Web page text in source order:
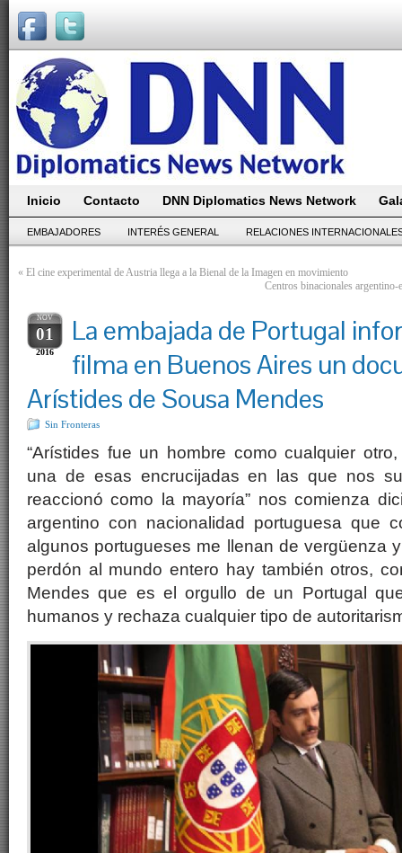
Inicio Contacto DNN Diplomatics News Network
EMBAJADORES INTERÉS GENERAL RELACIONES
« El cine experimental de Austria llega a la Bienal de la Imagen en movimiento
Centros binacionales
NOV
01
2016
La embajada de Portugal
filma en Buenos Aires un
Arístides de Sousa Mendes
Sin Fronteras
“Arístides fue un hombre como cualquier
una de esas encrucijadas en las que nos
reaccionó como la mayoría” nos comienza
argentino con nacionalidad portuguesa que
algunos portugueses me llenan de vergüenza
perdón al mundo entero hay también otros,
Mendes que es el orgullo de un Portugal
humanos y rechaza cualquier tipo de